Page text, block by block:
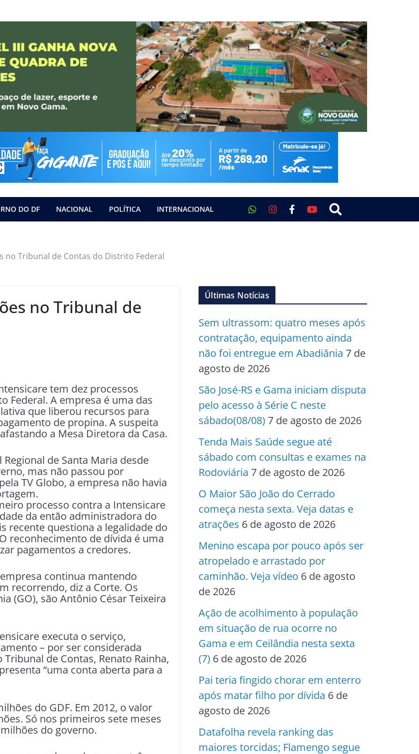
DO DF NACIONAL POLÍTICA INTERNACIONAL
no Tribunal de Contas do Distrito Federal
no Tribunal de
tem dez processos
Federal. A empresa é uma das
que liberou recursos para
de propina. A suspeita
a Mesa Diretora da Casa.
de Santa Maria desde
mas não passou por
TV Globo, a empresa não havia
processo contra a Intensicare
da então administradora do
recente questiona a legalidade do
reconhecimento de dívida é uma
pagamentos a credores.
continua mantendo
recorrendo, diz a Corte. Os
(GO), são Antônio César Teixeira
executa o serviço,
– por ser considerada
de Contas, Renato Rainha,
“uma conta aberta para a
do GDF. Em 2012, o valor
Só nos primeiros sete meses
do governo.
Últimas Notícias
Sem ultrassom: quatro meses após
contratação, equipamento ainda
não foi entregue em Abadiânia 7 de
agosto de 2026
São José-RS e Gama iniciam disputa
pelo acesso à Série C neste
sábado(08/08) 7 de agosto de 2026
Tenda Mais Saúde segue até
sábado com consultas e exames na
Rodoviária 7 de agosto de 2026
O Maior São João do Cerrado
começa nesta sexta. Veja datas e
atrações 6 de agosto de 2026
Menino escapa por pouco após ser
atropelado e arrastado por
caminhão. Veja vídeo 6 de agosto
de 2026
Ação de acolhimento à população
em situação de rua ocorre no
Gama e em Ceilândia nesta sexta
(7) 6 de agosto de 2026
Pai teria fingido chorar em enterro
após matar filho por dívida 6 de
agosto de 2026
Datafolha revela ranking das
maiores torcidas; Flamengo segue